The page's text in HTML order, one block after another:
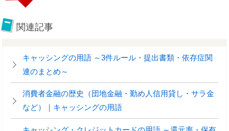
関連記事
キャッシングの用語 ～3件ルール・提出書類・依存症関
連のまとめ～
消費者金融の歴史（団地金融・勤め人信用貸し・サラ金
など）｜キャッシングの用語